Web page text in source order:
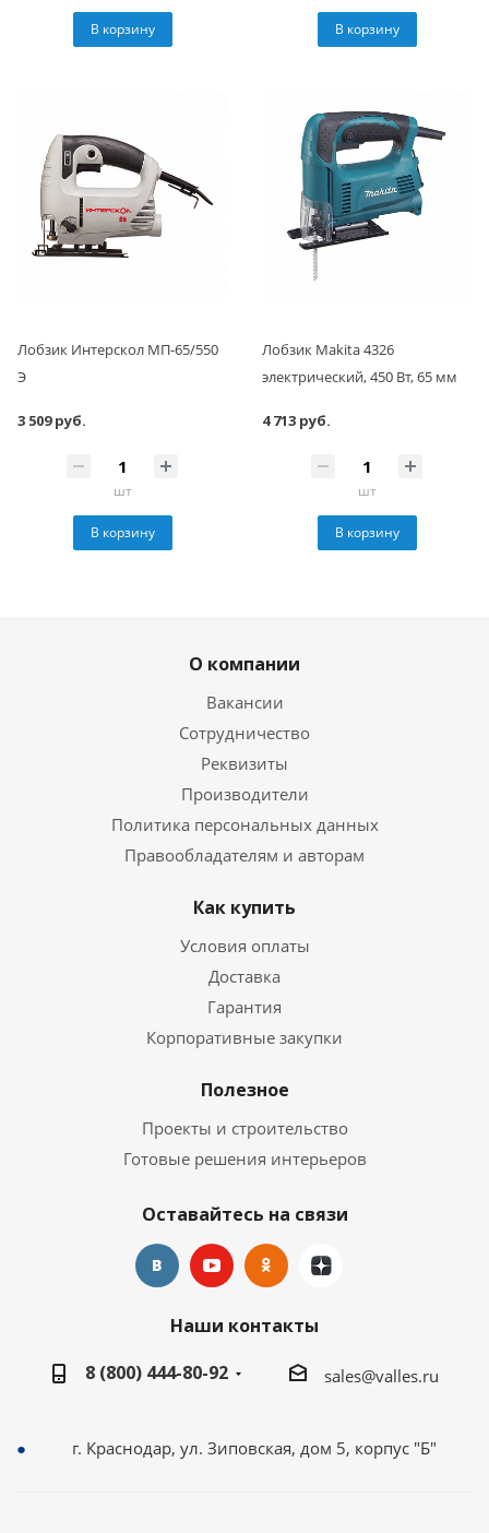
В корзину В корзину
Лобзик Интерскол МП-65/550
Э
3 509 руб.
шт
В корзину
Лобзик Makita 4326
электрический, 450 Вт, 65 мм
4 713 руб.
шт
В корзину
О компании
Вакансии
Сотрудничество
Реквизиты
Производители
Политика персональных данных
Правообладателям и авторам
Как купить
Условия оплаты
Доставка
Гарантия
Корпоративные закупки
Полезное
Проекты и строительство
Готовые решения интерьеров
Оставайтесь на связи
Наши контакты
8 (800) 444-80-92
sales@valles.ru
г. Краснодар, ул. Зиповская, дом 5, корпус "Б"